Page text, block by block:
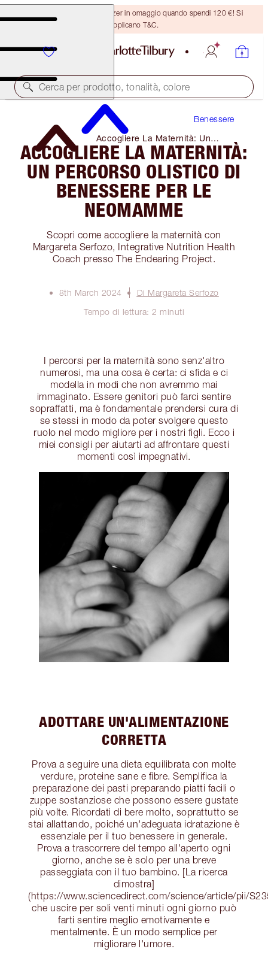
Ricevi un pennello per bronzer in omaggio quando spendi 120 €! Si
applicano T&C.
Cerca per prodotto, tonalità, colore
Benessere
Accogliere La Maternità: Un
Percorso Olistico Di Benessere Per
Le Neomamme
ACCOGLIERE LA MATERNITÀ:
UN PERCORSO OLISTICO DI
BENESSERE PER LE
NEOMAMME
Scopri come accogliere la maternità con
Margareta Serfozo, Integrative Nutrition Health
Coach presso The Endearing Project.
8th March 2024
Di Margareta Serfozo
Tempo di lettura: 2 minuti
I percorsi per la maternità sono senz'altro
numerosi, ma una cosa è certa: ci sfida e ci
modella in modi che non avremmo mai
immaginato. Essere genitori può farci sentire
sopraffatti, ma è fondamentale prendersi cura di
se stessi in modo da poter svolgere questo
ruolo nel modo migliore per i nostri figli. Ecco i
miei consigli per aiutarti ad affrontare questi
momenti così impegnativi.
ADOTTARE UN'ALIMENTAZIONE
CORRETTA
Prova a seguire una dieta equilibrata con molte
verdure, proteine sane e fibre. Semplifica la
preparazione dei pasti preparando piatti facili o
zuppe sostanziose che possono essere gustate
più volte. Ricordati di bere molto, soprattutto se
stai allattando, poiché un'adeguata idratazione è
essenziale per il tuo benessere in generale.
Prova a trascorrere del tempo all'aperto ogni
giorno, anche se è solo per una breve
passeggiata con il tuo bambino. [La ricerca
dimostra]
(https://www.sciencedirect.com/science/article/pii/
che uscire per soli venti minuti ogni giorno può
farti sentire meglio emotivamente e
mentalmente. È un modo semplice per
migliorare l'umore.